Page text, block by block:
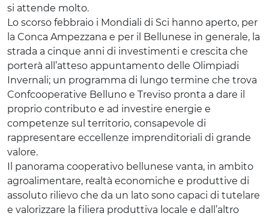
si attende molto.
Lo scorso febbraio i Mondiali di Sci hanno aperto, per
la Conca Ampezzana e per il Bellunese in generale, la
strada a cinque anni di investimenti e crescita che
porterà all’atteso appuntamento delle Olimpiadi
Invernali; un programma di lungo termine che trova
Confcooperative Belluno e Treviso pronta a dare il
proprio contributo e ad investire energie e
competenze sul territorio, consapevole di
rappresentare eccellenze imprenditoriali di grande
valore.
Il panorama cooperativo bellunese vanta, in ambito
agroalimentare, realtà economiche e produttive di
assoluto rilievo che da un lato sono capaci di tutelare
e valorizzare la filiera produttiva locale e dall’altro